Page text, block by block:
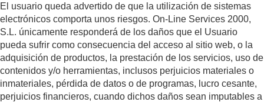
El usuario queda advertido de que la utilización de sistemas
electrónicos comporta unos riesgos. On-Line Services 2000,
S.L. únicamente responderá de los daños que el Usuario
pueda sufrir como consecuencia del acceso al sitio web, o la
adquisición de productos, la prestación de los servicios, uso de
contenidos y/o herramientas, inclusos perjuicios materiales o
inmateriales, pérdida de datos o de programas, lucro cesante,
perjuicios financieros, cuando dichos daños sean imputables a